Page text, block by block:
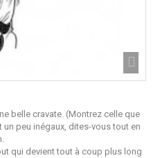
belle cravate. (Montrez celle que
peu inégaux, dites-vous tout en
qui devient tout à coup plus long